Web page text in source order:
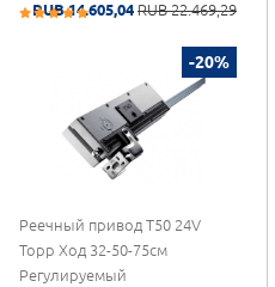
RUB 14.605,04 RUB 22.469,29
-20%
Реечный привод T50 24V
Topp Ход 32-50-75см
Регулируемый